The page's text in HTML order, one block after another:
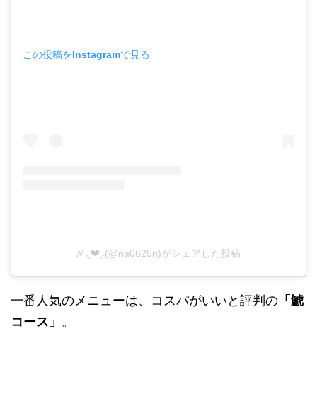
この投稿をInstagramで見る
𝑁 ⸜❤︎⸝‍(@na0625n)がシェアした投稿
一番人気のメニューは、コスパがいいと評判の 「鯱
コース」 。